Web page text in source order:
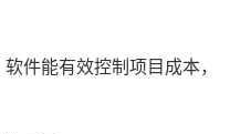
件能有效控制项目成本，